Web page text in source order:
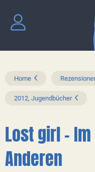
Home
2012, Jugendbücher
Lost girl -
Anderen